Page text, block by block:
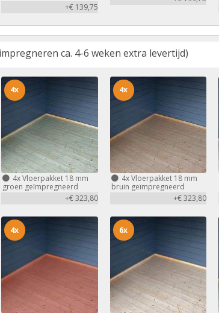
+€ 139,75
ca. 4-6 weken extra levertijd)
4xVloerpakket 18 mm
groen geïmpregneerd
+€ 323,80
4x
4xVloerpakket 18 mm
bruin geïmpregneerd
+€ 323,80
4x
4x 6x